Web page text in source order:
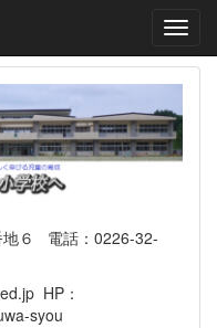
地６ 電話：0226-32-
HP：
syou